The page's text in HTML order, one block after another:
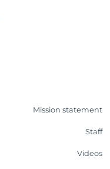
Mission statement
Staff
Videos